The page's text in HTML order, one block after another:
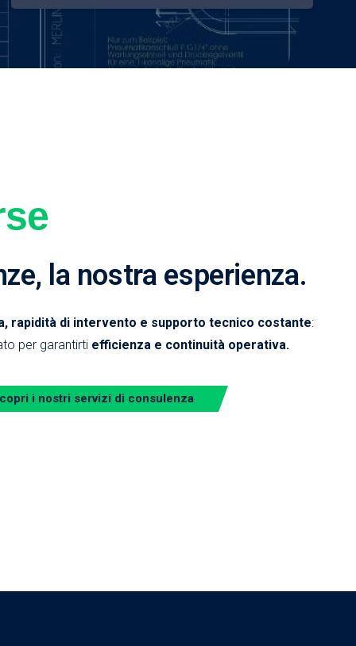
la nostra esperienza.
rapidità di intervento e supporto tecnico costante:
per garantirti efficienza e continuità operativa.
i nostri servizi di consulenza